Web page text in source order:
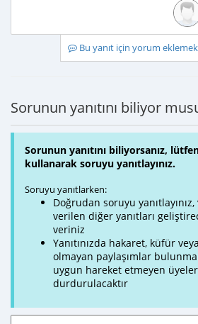
Bu yanıt için yorum
Sorunun yanıtını biliyor
Sorunun yanıtını biliyorsanız,
kullanarak soruyu yanıtlayınız.
Soruyu yanıtlarken:
Doğrudan soruyu
verilen diğer yanıtları
veriniz
Yanıtınızda hakaret, küfür
olmayan paylaşımlar
uygun hareket etmeyen
durdurulacaktır